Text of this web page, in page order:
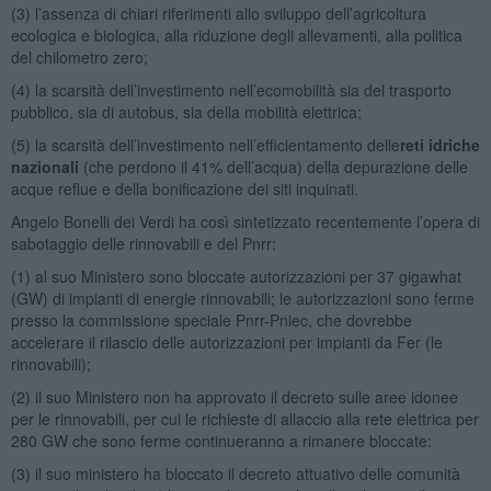
(3) l’assenza di chiari riferimenti allo sviluppo dell’agricoltura
ecologica e biologica, alla riduzione degli allevamenti, alla politica
del chilometro zero;
(4) la scarsità dell’investimento nell’ecomobilità sia del trasporto
pubblico, sia di autobus, sia della mobilità elettrica;
(5) la scarsità dell’investimento nell’efficientamento dellereti idriche
nazionali (che perdono il 41% dell’acqua) della depurazione delle
acque reflue e della bonificazione dei siti inquinati.
Angelo Bonelli dei Verdi ha così sintetizzato recentemente l’opera di
sabotaggio delle rinnovabili e del Pnrr:
(1) al suo Ministero sono bloccate autorizzazioni per 37 gigawhat
(GW) di impianti di energie rinnovabili; le autorizzazioni sono ferme
presso la commissione speciale Pnrr-Pniec, che dovrebbe
accelerare il rilascio delle autorizzazioni per impianti da Fer (le
rinnovabili);
(2) il suo Ministero non ha approvato il decreto sulle aree idonee
per le rinnovabili, per cui le richieste di allaccio alla rete elettrica per
280 GW che sono ferme continueranno a rimanere bloccate:
(3) il suo ministero ha bloccato il decreto attuativo delle comunità